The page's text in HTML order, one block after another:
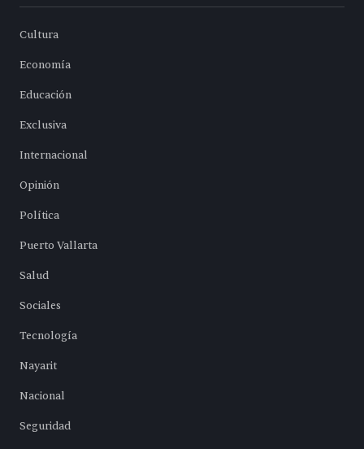
Cultura
Economía
Educación
Exclusiva
Internacional
Opinión
Política
Puerto Vallarta
Salud
Sociales
Tecnología
Nayarit
Nacional
Seguridad